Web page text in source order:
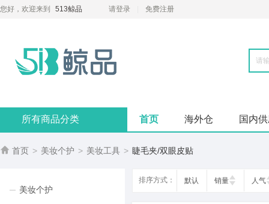
您好，欢迎来到 513鲸品 请登录 免费注册
所有商品分类 首页 海外仓 国内
 首页 > 美妆个护 > 美妆工具 > 睫毛夹/双眼皮贴
美妆个护
排序方式： 默认 销量 人气